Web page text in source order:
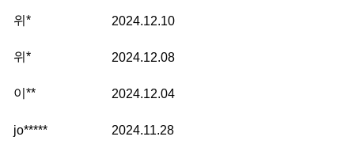
위* 2024.12.10
위* 2024.12.08
이** 2024.12.04
jo***** 2024.11.28